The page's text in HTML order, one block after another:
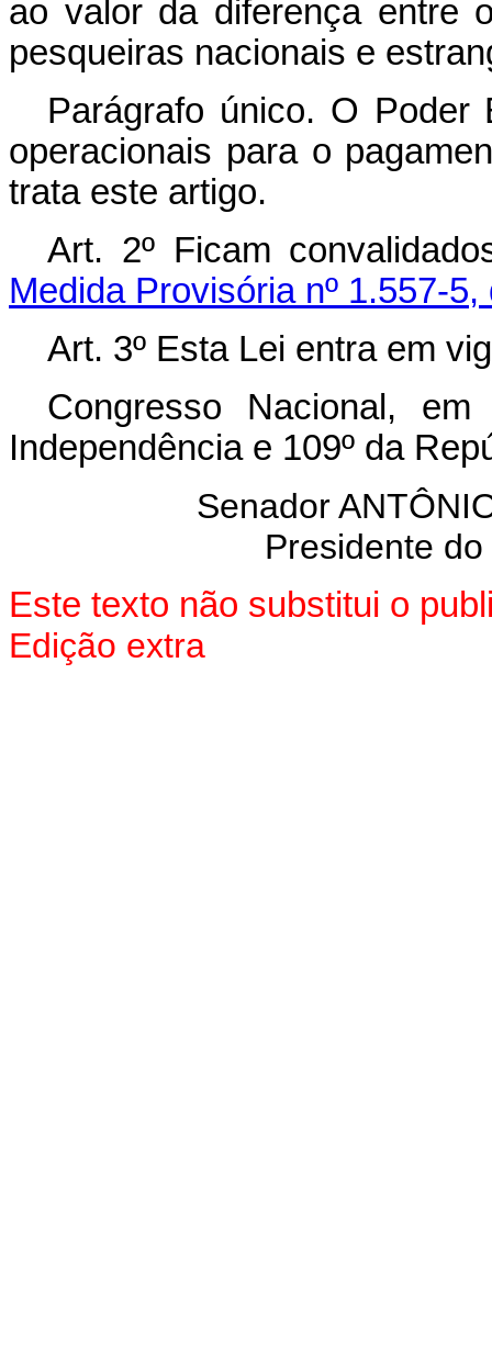
ao valor da diferença entre
pesqueiras nacionais e
Parágrafo único. O Poder
operacionais para o
trata este artigo.
Art. 2º Ficam
Medida Provisória nº 1.557-
Art. 3º Esta Lei entra em
Congresso Nacional,
Independência e 109º da
Senador
Presidente
Este texto não substitui o
Edição extra